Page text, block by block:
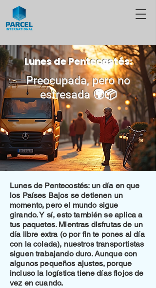
Lunes de Pentecostés:
Preocupada, pero no
estresada 🌍📦
Lunes de Pentecostés: un día en que
los Países Bajos se detienen un
momento, pero el mundo sigue
girando. Y sí, esto también se aplica a
tus paquetes. Mientras disfrutas de un
día libre extra (o por fin te pones al día
con la colada), nuestros transportistas
siguen trabajando duro. Aunque con
algunos pequeños ajustes, porque
incluso la logística tiene días flojos de
vez en cuando.